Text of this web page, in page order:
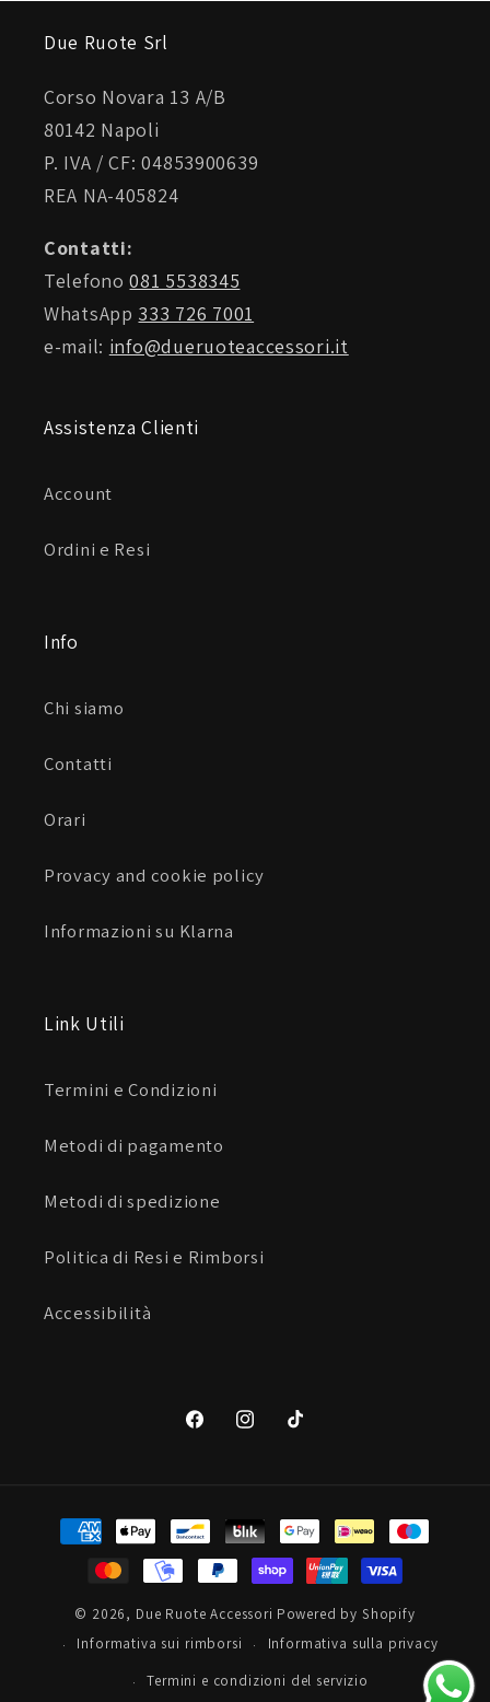
Due Ruote Srl
Corso Novara 13 A/B
80142 Napoli
P. IVA / CF: 04853900639
REA NA-405824
Contatti:
Telefono081 5538345
WhatsApp 333 726 7001
e-mail: info@dueruoteaccessori.it
Assistenza Clienti
Account
Ordini e Resi
Info
Chi siamo
Contatti
Orari
Provacy and cookie policy
Informazioni su Klarna
Link Utili
Termini e Condizioni
Metodi di pagamento
Metodi di spedizione
Politica di Resi e Rimborsi
Accessibilità
FacebookInstagramTikTok
Metodi
di
pagamento
© 2026, Due Ruote Accessori Powered by Shopify
Informativa sui rimborsi
Informativa sulla privacy
Termini e condizioni del servizio